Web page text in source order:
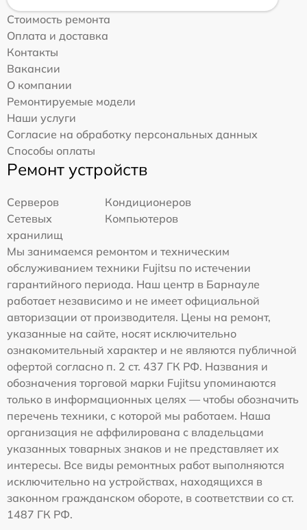
Стоимость ремонта
Оплата и доставка
Контакты
Вакансии
О компании
Ремонтируемые модели
Наши услуги
Согласие на обработку персональных данных
Способы оплаты
Ремонт устройств
Серверов
Кондиционеров
Сетевых
хранилищ
Компьютеров
Мы занимаемся ремонтом и техническим
обслуживанием техники Fujitsu по истечении
гарантийного периода. Наш центр в Барнауле
работает независимо и не имеет официальной
авторизации от производителя. Цены на ремонт,
указанные на сайте, носят исключительно
ознакомительный характер и не являются публичной
офертой согласно п. 2 ст. 437 ГК РФ. Названия и
обозначения торговой марки Fujitsu упоминаются
только в информационных целях — чтобы обозначить
перечень техники, с которой мы работаем. Наша
организация не аффилирована с владельцами
указанных товарных знаков и не представляет их
интересы. Все виды ремонтных работ выполняются
исключительно на устройствах, находящихся в
законном гражданском обороте, в соответствии со ст.
1487 ГК РФ.